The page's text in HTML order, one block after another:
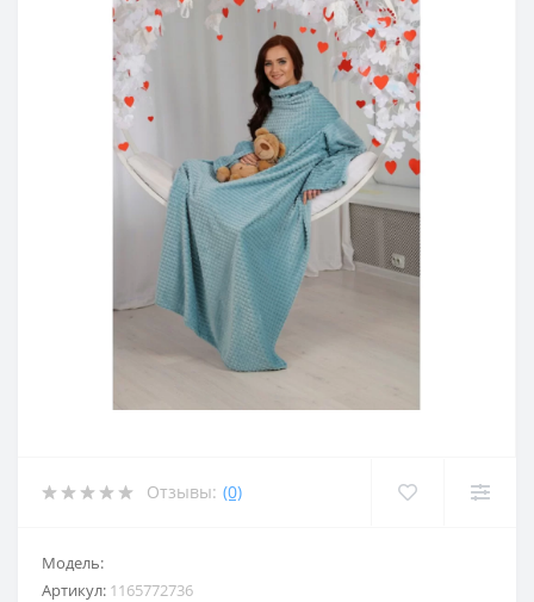
Отзывы: (0)
Модель:
Артикул: 1165772736